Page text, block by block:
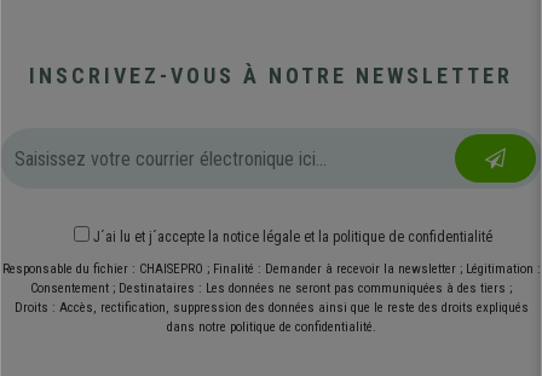
INSCRIVEZ-VOUS À NOTRE NEWSLETTER
J´ai lu et j´accepte la notice légale et la politique de confidentialité
Responsable du fichier : CHAISEPRO ; Finalité : Demander à recevoir la newsletter ; Légitimation :
Consentement ; Destinataires : Les données ne seront pas communiquées à des tiers ;
Droits : Accès, rectification, suppression des données ainsi que le reste des droits expliqués
dans notre politique de confidentialité.